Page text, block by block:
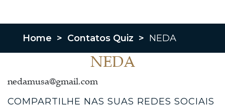
Home > Contatos Quiz > NEDA
NEDA
nedamusa@gmail.com
COMPARTILHE NAS SUAS REDES SOCIAIS